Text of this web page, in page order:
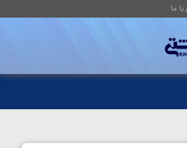
ما